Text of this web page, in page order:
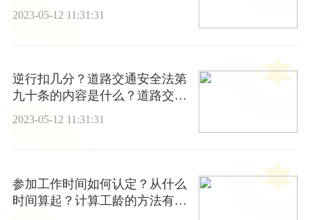
填写好哪些内容？
2023-05-12 11:31:31
逆行扣几分？道路交通安全法第
九十条的内容是什么？道路交通
安全违法行为记分分值第三条内
2023-05-12 11:31:31
参加工作时间如何认定？从什么
时间算起？计算工龄的方法有哪